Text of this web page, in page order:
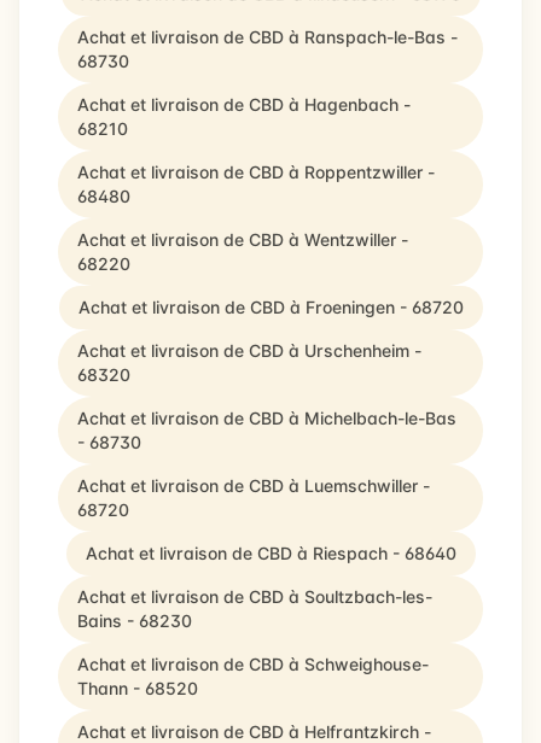
Achat et livraison de CBD à Ranspach-le-Bas -
68730
Achat et livraison de CBD à Hagenbach -
68210
Achat et livraison de CBD à Roppentzwiller -
68480
Achat et livraison de CBD à Wentzwiller -
68220
Achat et livraison de CBD à Froeningen - 68720
Achat et livraison de CBD à Urschenheim -
68320
Achat et livraison de CBD à Michelbach-le-Bas
- 68730
Achat et livraison de CBD à Luemschwiller -
68720
Achat et livraison de CBD à Riespach - 68640
Achat et livraison de CBD à Soultzbach-les-
Bains - 68230
Achat et livraison de CBD à Schweighouse-
Thann - 68520
Achat et livraison de CBD à Helfrantzkirch -